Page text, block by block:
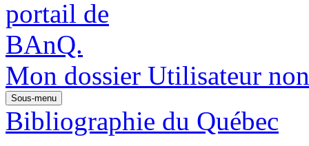
Mon dossier Utilisateur
Sous-menu
Bibliographie du Québec